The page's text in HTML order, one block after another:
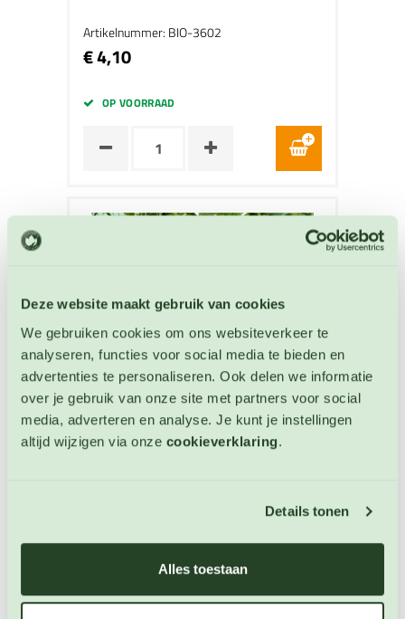
Deze website maakt gebruik van cookies
We gebruiken cookies om ons websiteverkeer te
analyseren, functies voor social media te bieden en
advertenties te personaliseren. Ook delen we informatie
over je gebruik van onze site met partners voor social
media, adverteren en analyse. Je kunt je instellingen
altijd wijzigen via onze cookieverklaring.
Details tonen
Alles toestaan
Artikelnummer: BIO-3602
€ 4,10
OP VOORRAAD
OP VOORRAAD